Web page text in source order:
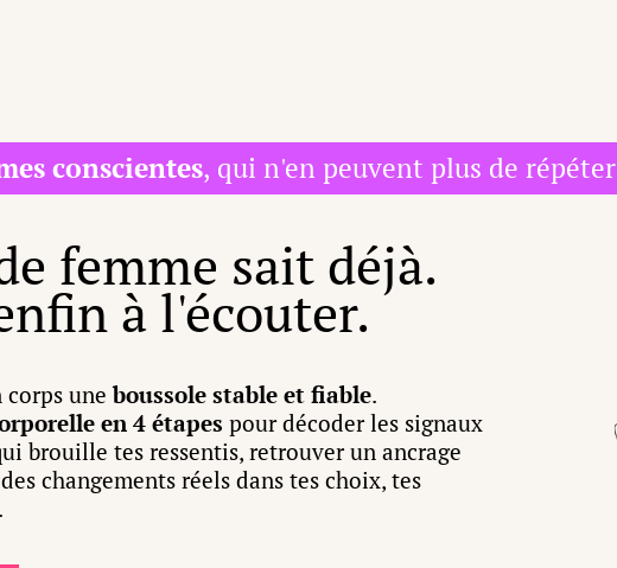
conscientes, qui n'en peuvent plus de répéter
femme sait déjà.
à l'écouter.
corps uneboussole stable et fiable.
en 4 étapes pour décoder les signaux
brouille tes ressentis, retrouver un ancrage
changements réels dans tes choix, tes